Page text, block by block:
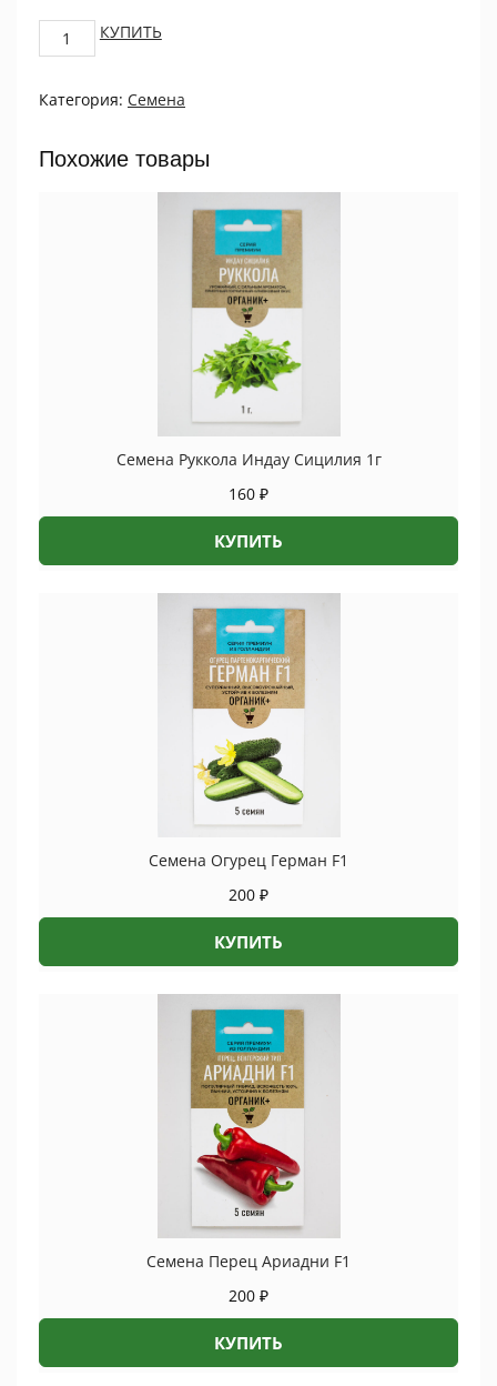
Салат
Лолло
1
quantity
КУПИТЬ
Категория: Семена
Похожие товары
Семена Руккола Индау Сицилия 1г
160 ₽
КУПИТЬ
Семена Огурец Герман F1
200 ₽
КУПИТЬ
Семена Перец Ариадни F1
200 ₽
КУПИТЬ